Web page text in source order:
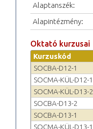
Alaptanszék:
Alapintézmény:
Oktató kurzusai
Kurzuskód
SOCBA-D12-1
SOCMA-KÜL-D12-1
SOCMA-KÜL-D13-2
SOCBA-D13-2
SOCBA-D13-1
SOCMA-KÜL-D13-1